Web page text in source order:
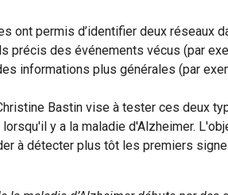
ont permis d’identifier deux réseaux
précis des événements vécus (par
informations plus générales (par
Bastin vise à tester ces deux
y a la maladie d'Alzheimer.
à détecter plus tôt les premiers